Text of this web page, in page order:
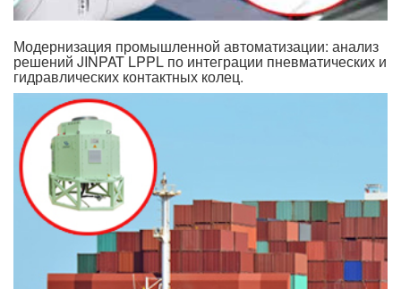
Модернизация промышленной автоматизации: анализ
решений JINPAT LPPL по интеграции пневматических и
гидравлических контактных колец.